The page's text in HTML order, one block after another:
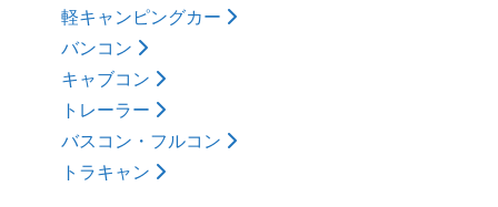
軽キャンピングカー
バンコン
キャブコン
トレーラー
バスコン・フルコン
トラキャン